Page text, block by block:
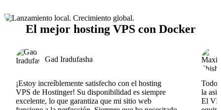
El mejor hosting VPS con Docker
Gad Iradufasha
¡Estoy increíblemente satisfecho con el hosting
VPS de Hostinger! Su disponibilidad es siempre
excelente, lo que garantiza que mi sitio web
Todo
la
El